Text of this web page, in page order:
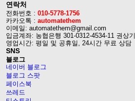
연락처
전화번호 : 010-5778-1756
카카오톡 : automatethem
이메일: automatethem@gmail.com
입금계좌: 농협은행 301-0312-4534-11 권상기
영업시간: 평일 및 공휴일, 24시간 무료 상담
SNS
블로그
네이버 블로그
블로그 스팟
페이스북
쓰레드